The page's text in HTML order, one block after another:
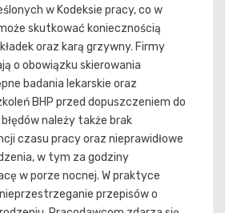
w Kodeksie pracy, co w
skutkować koniecznością
oraz karą grzywny. Firmy
o obowiązku skierowania
badania lekarskie oraz
BHP przed dopuszczeniem do
należy także brak
czasu pracy oraz nieprawidłowe
w tym za godziny
w porze nocnej. W praktyce
przepisów o